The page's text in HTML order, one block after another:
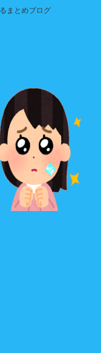
まとめブログ